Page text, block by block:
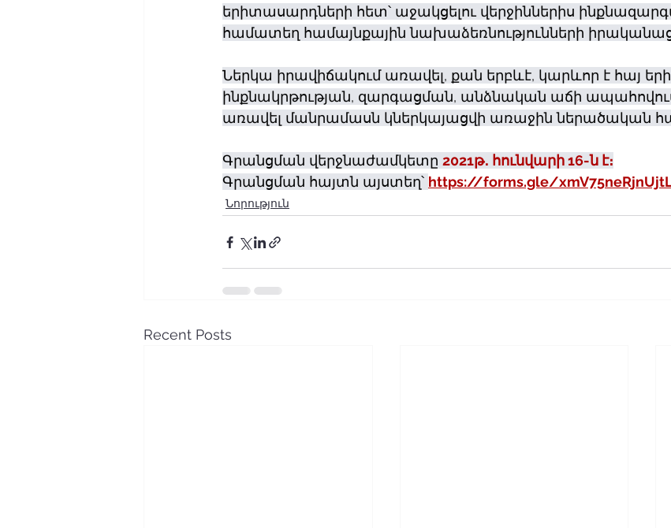
երիտասարդների հետ՝ աջակցելու վերջիններիս
համատեղ համայնքային նախաձեռնությունների
Ներկա իրավիճակում առավել, քան երբևէ, կարևոր է հայ
ինքնակրթության, զարգացման, անձնական աճի
առավել մանրամասն կներկայացվի առաջին ներածական
Գրանցման վերջնաժամկետը 2021թ․ հունվարի 16-ն է։
Գրանցման հայտն այստեղ՝ https://forms.gle/
Նորություն
Recent Posts